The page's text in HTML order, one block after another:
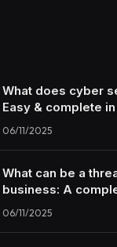
What does cyber
Easy & complete
06/11/2025
What can be a
business: A
06/11/2025